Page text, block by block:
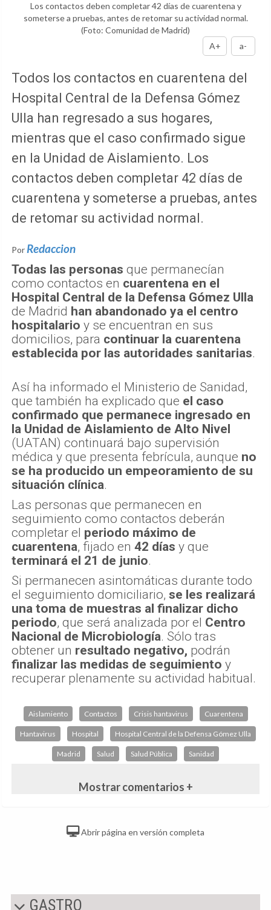
Los contactos deben completar 42 días de cuarentena y
someterse a pruebas, antes de retomar su actividad normal.
(Foto: Comunidad de Madrid)
A+
a-
Todos los contactos en cuarentena del
Hospital Central de la Defensa Gómez
Ulla han regresado a sus hogares,
mientras que el caso confirmado sigue
en la Unidad de Aislamiento. Los
contactos deben completar 42 días de
cuarentena y someterse a pruebas, antes
de retomar su actividad normal.
Por Redaccion
Todas las personas que permanecían
como contactos en cuarentena en el
Hospital Central de la Defensa Gómez Ulla
de Madrid han abandonado ya el centro
hospitalario y se encuentran en sus
domicilios, para continuar la cuarentena
establecida por las autoridades sanitarias.
Así ha informado el Ministerio de Sanidad,
que también ha explicado que el caso
confirmado que permanece ingresado en
la Unidad de Aislamiento de Alto Nivel
(UATAN) continuará bajo supervisión
médica y que presenta febrícula, aunque no
se ha producido un empeoramiento de su
situación clínica.
Las personas que permanecen en
seguimiento como contactos deberán
completar el periodo máximo de
cuarentena, fijado en 42 días y que
terminará el 21 de junio.
Si permanecen asintomáticas durante todo
el seguimiento domiciliario, se les realizará
una toma de muestras al finalizar dicho
periodo, que será analizada por el Centro
Nacional de Microbiología. Sólo tras
obtener un resultado negativo, podrán
finalizar las medidas de seguimiento y
recuperar plenamente su actividad habitual.
Aislamiento Contactos Crisis hantavirus Cuarentena
Hantavirus Hospital Hospital Central de la Defensa Gómez Ulla
Madrid Salud Salud Pública Sanidad
Mostrar comentarios +
Abrir página en versión completa
GASTRO